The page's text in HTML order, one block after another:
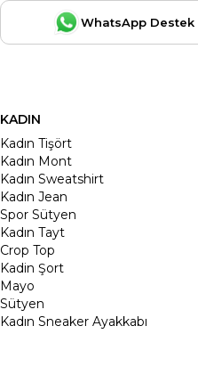
WhatsApp Destek
KADIN
Kadın Tişört
Kadın Mont
Kadın Sweatshirt
Kadın Jean
Spor Sütyen
Kadın Tayt
Crop Top
Kadin Şort
Mayo
Sütyen
Kadın Sneaker Ayakkabı